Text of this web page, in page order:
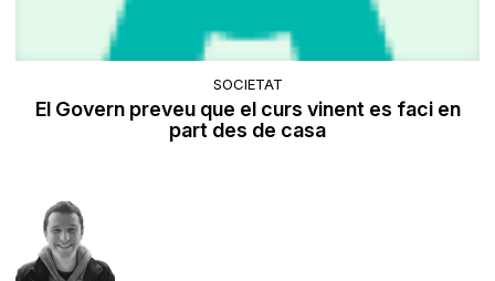
SOCIETAT
El Govern preveu que el curs vinent es faci en
part des de casa